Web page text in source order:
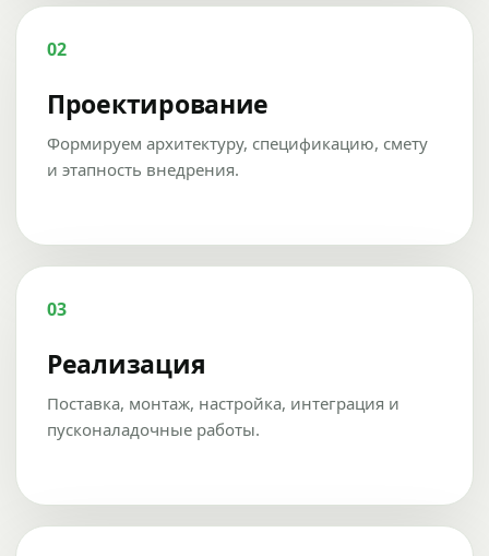
02
Проектирование
Формируем архитектуру, спецификацию, смету
и этапность внедрения.
03
Реализация
Поставка, монтаж, настройка, интеграция и
пусконаладочные работы.